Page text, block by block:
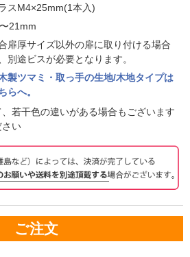
スM4×25mm(1本入)
21mm
扉厚サイズ以外の扉に取り付ける場合
別途ビスが必要となります。
製ツマミ・取っ手の生地/木地タイプは
らへ。
若干色の違いがある場合もございます
さい
ご注文